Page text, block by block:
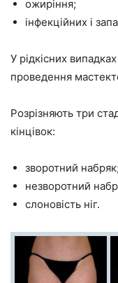
ожиріння;
інфекційних і
У рідкісних
проведення
Розрізняють три
кінцівок:
зворотний набряк;
незворотний
слоновість ніг.